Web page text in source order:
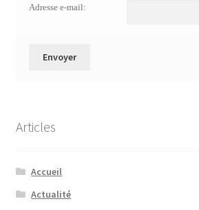
Adresse e-mail:
Articles
Accueil
Actualité